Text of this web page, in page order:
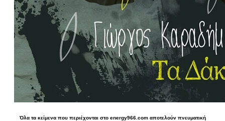
Όλα τα κείμενα που περιέχονται στο energy966.com αποτελούν πνευματική